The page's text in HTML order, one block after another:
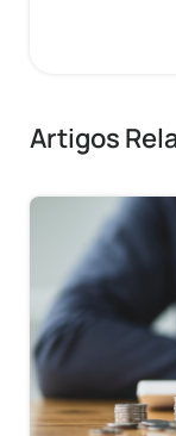
Artigos